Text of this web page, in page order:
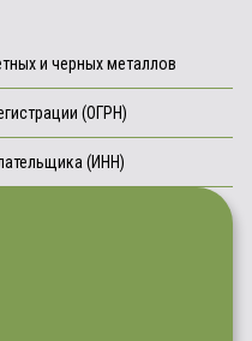
и черных металлов
(ОГРН)
(ИНН)